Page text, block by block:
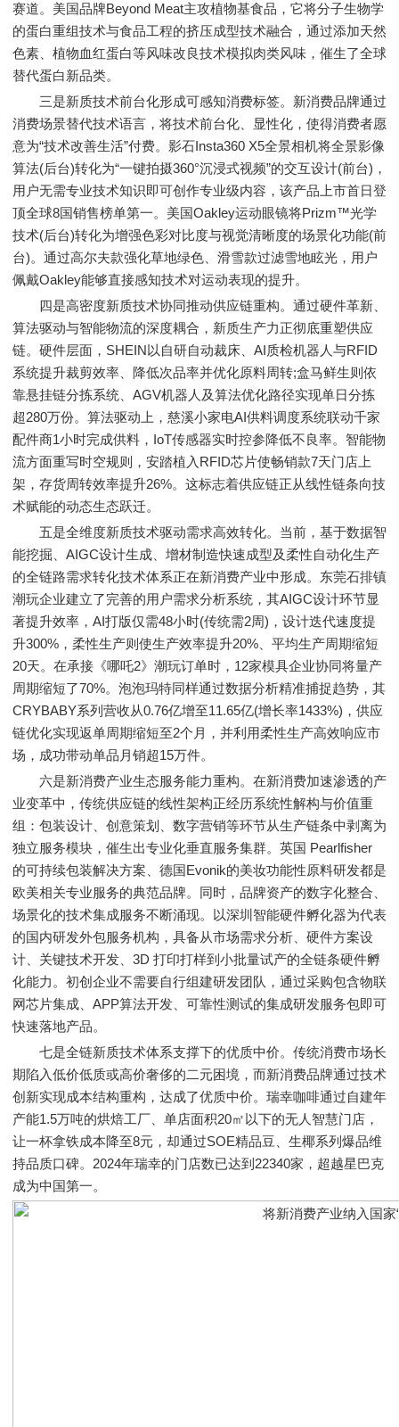
赛道。美国品牌Beyond Meat主攻植物基食品，它将分子生物学
的蛋白重组技术与食品工程的挤压成型技术融合，通过添加天然
色素、植物血红蛋白等风味改良技术模拟肉类风味，催生了全球
替代蛋白新品类。
三是新质技术前台化形成可感知消费标签。新消费品牌通过
消费场景替代技术语言，将技术前台化、显性化，使得消费者愿
意为“技术改善生活”付费。影石Insta360 X5全景相机将全景影像
算法(后台)转化为“一键拍摄360°沉浸式视频”的交互设计(前台)，
用户无需专业技术知识即可创作专业级内容，该产品上市首日登
顶全球8国销售榜单第一。美国Oakley运动眼镜将Prizm™光学
技术(后台)转化为增强色彩对比度与视觉清晰度的场景化功能(前
台)。通过高尔夫款强化草地绿色、滑雪款过滤雪地眩光，用户
佩戴Oakley能够直接感知技术对运动表现的提升。
四是高密度新质技术协同推动供应链重构。通过硬件革新、
算法驱动与智能物流的深度耦合，新质生产力正彻底重塑供应
链。硬件层面，SHEIN以自研自动裁床、AI质检机器人与RFID
系统提升裁剪效率、降低次品率并优化原料周转;盒马鲜生则依
靠悬挂链分拣系统、AGV机器人及算法优化路径实现单日分拣
超280万份。算法驱动上，慈溪小家电AI供料调度系统联动千家
配件商1小时完成供料，IoT传感器实时控参降低不良率。智能物
流方面重写时空规则，安踏植入RFID芯片使畅销款7天门店上
架，存货周转效率提升26%。这标志着供应链正从线性链条向技
术赋能的动态生态跃迁。
五是全维度新质技术驱动需求高效转化。当前，基于数据智
能挖掘、AIGC设计生成、增材制造快速成型及柔性自动化生产
的全链路需求转化技术体系正在新消费产业中形成。东莞石排镇
潮玩企业建立了完善的用户需求分析系统，其AIGC设计环节显
著提升效率，AI打版仅需48小时(传统需2周)，设计迭代速度提
升300%，柔性生产则使生产效率提升20%、平均生产周期缩短
20天。在承接《哪吒2》潮玩订单时，12家模具企业协同将量产
周期缩短了70%。泡泡玛特同样通过数据分析精准捕捉趋势，其
CRYBABY系列营收从0.76亿增至11.65亿(增长率1433%)，供应
链优化实现返单周期缩短至2个月，并利用柔性生产高效响应市
场，成功带动单品月销超15万件。
六是新消费产业生态服务能力重构。在新消费加速渗透的产
业变革中，传统供应链的线性架构正经历系统性解构与价值重
组：包装设计、创意策划、数字营销等环节从生产链条中剥离为
独立服务模块，催生出专业化垂直服务集群。英国 Pearlfisher
的可持续包装解决方案、德国Evonik的美妆功能性原料研发都是
欧美相关专业服务的典范品牌。同时，品牌资产的数字化整合、
场景化的技术集成服务不断涌现。以深圳智能硬件孵化器为代表
的国内研发外包服务机构，具备从市场需求分析、硬件方案设
计、关键技术开发、3D 打印打样到小批量试产的全链条硬件孵
化能力。初创企业不需要自行组建研发团队，通过采购包含物联
网芯片集成、APP算法开发、可靠性测试的集成研发服务包即可
快速落地产品。
七是全链新质技术体系支撑下的优质中价。传统消费市场长
期陷入低价低质或高价奢侈的二元困境，而新消费品牌通过技术
创新实现成本结构重构，达成了优质中价。瑞幸咖啡通过自建年
产能1.5万吨的烘焙工厂、单店面积20㎡以下的无人智慧门店，
让一杯拿铁成本降至8元，却通过SOE精品豆、生椰系列爆品维
持品质口碑。2024年瑞幸的门店数已达到22340家，超越星巴克
成为中国第一。